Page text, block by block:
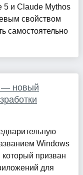
и Claude Mythos
свойством
самостоятельно
— новый
Windows
призван
для